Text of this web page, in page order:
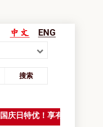
搜索
国庆日特优！享有西马